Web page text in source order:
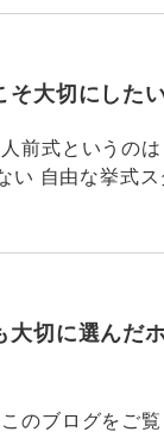
そ大切にした
前式というの
い 自由な挙式
大切に選んだ
のブログをご覧